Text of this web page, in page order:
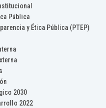
Pública
y Ética Pública (PTEP)
2030
2022